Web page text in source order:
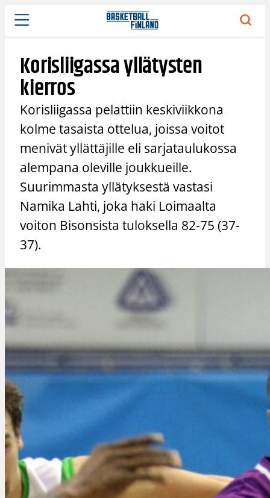
Siirry
sisältöön
Korisliigassa yllätysten
kierros
Korisliigassa pelattiin keskiviikkona
kolme tasaista ottelua, joissa voitot
menivät yllättäjille eli sarjataulukossa
alempana oleville joukkueille.
Suurimmasta yllätyksestä vastasi
Namika Lahti, joka haki Loimaalta
voiton Bisonsista tuloksella 82-75 (37-
37).